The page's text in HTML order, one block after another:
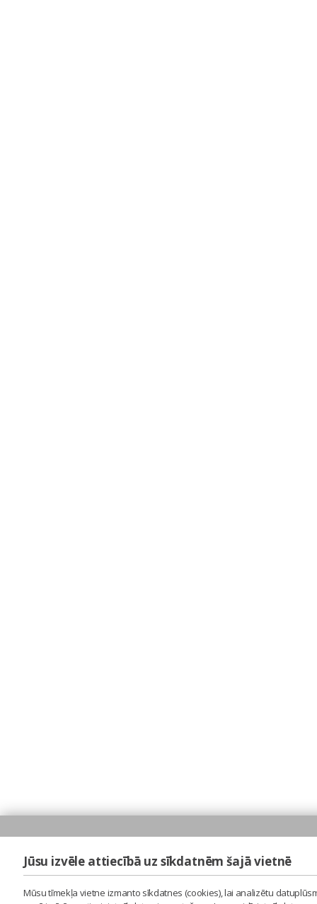
Jūsu izvēle attiecībā uz sīkdatnēm šajā vietnē
Mūsu tīmekļa vietne izmanto sīkdatnes (cookies), lai analizētu